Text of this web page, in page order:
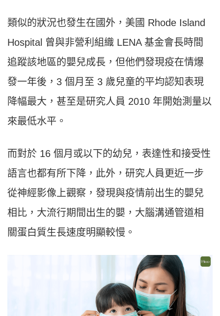
類似的狀況也發生在國外，美國 Rhode Island
Hospital 曾與非營利組織 LENA 基金會長時間
追蹤該地區的嬰兒成長，但他們發現疫在情爆
發一年後，3 個月至 3 歲兒童的平均認知表現
降幅最大，甚至是研究人員 2010 年開始測量以
來最低水平。
而對於 16 個月或以下的幼兒，表達性和接受性
語言也都有所下降，此外，研究人員更近一步
從神經影像上觀察，發現與疫情前出生的嬰兒
相比，大流行期間出生的嬰，大腦溝通管道相
關蛋白質生長速度明顯較慢。